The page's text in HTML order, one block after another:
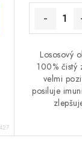
Lososový
100% čistý
velmi
posiluje